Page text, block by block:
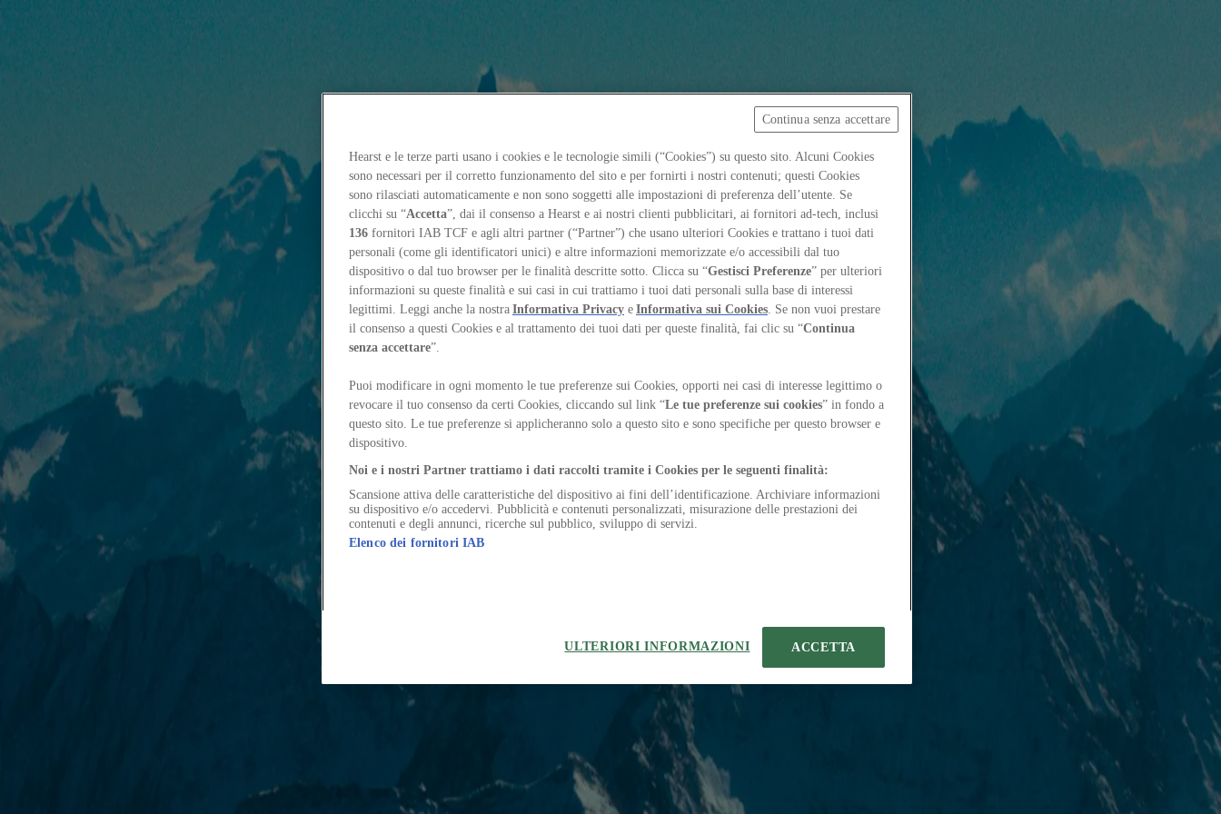
Home
Tags
#davidefois
#davidefois
“Il tempo della montagna”: abitare il territorio alpino
Daniele Rossi
Un film di Francesca Molteni e Davide Fois, promosso da Architetti Arco Alpino, racconta il rapporto tra architettura, comunità e territorio
The Global Architecture Platforfm
Abbonationline.it
©2025 HEARST MAGAZINES ITALIA SPA P. IVA 12212110154 | VIA ROBERTO BRACCO, 6, 20159, MILANO - ITALY
Hearst e le terze parti usano i cookies e le tecnologie simili (“Cookies”) su questo sito. Alcuni Cookies
sono necessari per il corretto funzionamento del sito e per fornirti i nostri contenuti; questi Cookies
sono rilasciati automaticamente e non sono soggetti alle impostazioni di preferenza dell’utente. Se
clicchi su “Accetta”, dai il consenso a Hearst e ai nostri clienti pubblicitari, ai fornitori ad-tech, inclusi
136 fornitori IAB TCF e agli altri partner (“Partner”) che usano ulteriori Cookies e trattano i tuoi dati
personali (come gli identificatori unici) e altre informazioni memorizzate e/o accessibili dal tuo
dispositivo o dal tuo browser per le finalità descritte sotto. Clicca su “Gestisci Preferenze” per ulteriori
informazioni su queste finalità e sui casi in cui trattiamo i tuoi dati personali sulla base di interessi
legittimi. Leggi anche la nostraInformativa Privacy eInformativa sui Cookies. Se non vuoi prestare
il consenso a questi Cookies e al trattamento dei tuoi dati per queste finalità, fai clic su “Continua
senza accettare”.
Puoi modificare in ogni momento le tue preferenze sui Cookies, opporti nei casi di interesse legittimo o
revocare il tuo consenso da certi Cookies, cliccando sul link “Le tue preferenze sui cookies” in fondo a
questo sito. Le tue preferenze si applicheranno solo a questo sito e sono specifiche per questo browser e
dispositivo.
Noi e i nostri Partner trattiamo i dati raccolti tramite i Cookies per le seguenti finalità:
Scansione attiva delle caratteristiche del dispositivo ai fini dell’identificazione. Archiviare informazioni
su dispositivo e/o accedervi. Pubblicità e contenuti personalizzati, misurazione delle prestazioni dei
contenuti e degli annunci, ricerche sul pubblico, sviluppo di servizi.
Elenco dei fornitori IAB
ULTERIORI INFORMAZIONI ACCETTA
Continua senza accettare